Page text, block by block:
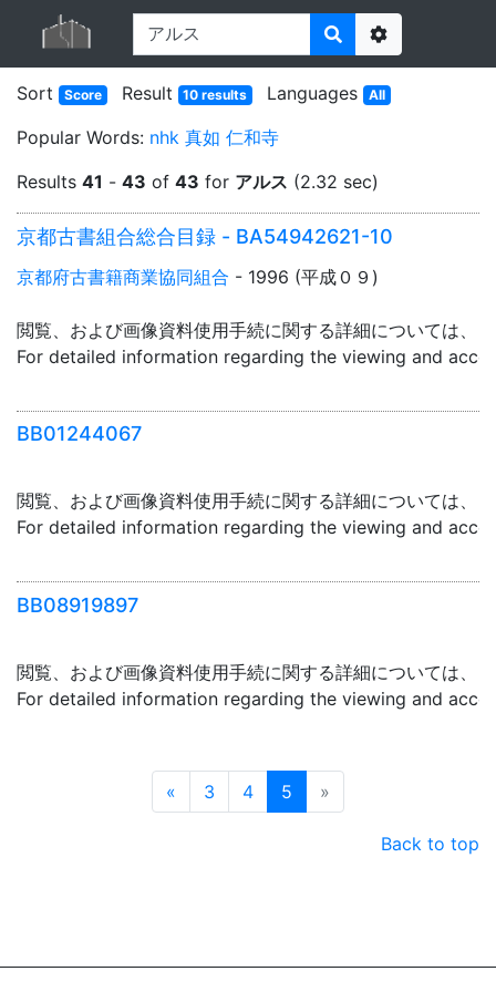
Options
Sort
Score Result 10 results Languages All
Popular Words: nhk 真如 仁和寺
Results 41 - 43 of 43 for アルス (2.32 sec)
京都古書組合総合目録 - BA54942621-10
京都府古書籍商業協同組合 - 1996 (平成０９)
閲覧、および画像資料使用手続に関する詳細については、「
For detailed information regarding the viewing and
BB01244067
閲覧、および画像資料使用手続に関する詳細については、「
For detailed information regarding the viewing and
BB08919897
閲覧、および画像資料使用手続に関する詳細については、「
For detailed information regarding the viewing and
« Prev
3 4 5 Next
»
Back to top